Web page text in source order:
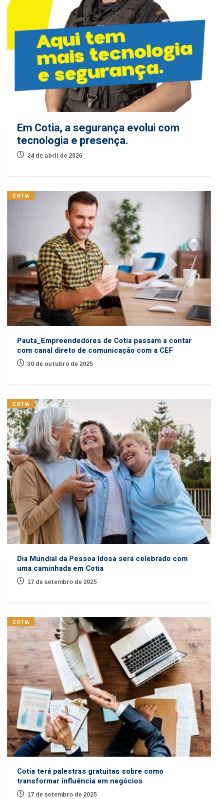
Em Cotia, a segurança evolui com
tecnologia e presença.
24 de abril de 2026
COTIA
Pauta_Empreendedores de Cotia passam a contar
com canal direto de comunicação com a CEF
30 de outubro de 2025
COTIA
Dia Mundial da Pessoa Idosa será celebrado com
uma caminhada em Cotia
17 de setembro de 2025
COTIA
Cotia terá palestras gratuitas sobre como
transformar influência em negócios
17 de setembro de 2025